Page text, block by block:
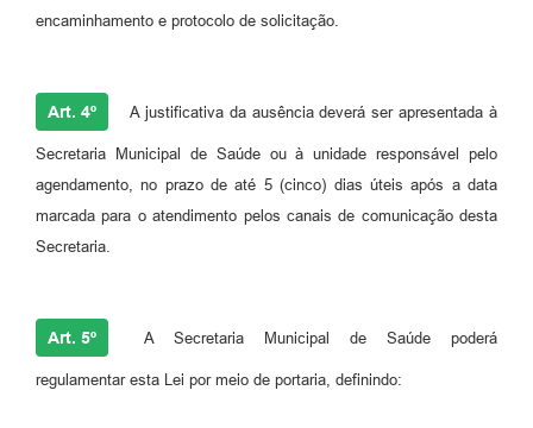
encaminhamento e protocolo de solicitação.
Art. 4º A justificativa da ausência deverá ser apresentada à
Secretaria Municipal de Saúde ou à unidade responsável pelo
agendamento, no prazo de até 5 (cinco) dias úteis após a data
marcada para o atendimento pelos canais de comunicação desta
Secretaria.
Art. 5º A Secretaria Municipal de Saúde poderá
regulamentar esta Lei por meio de portaria, definindo: